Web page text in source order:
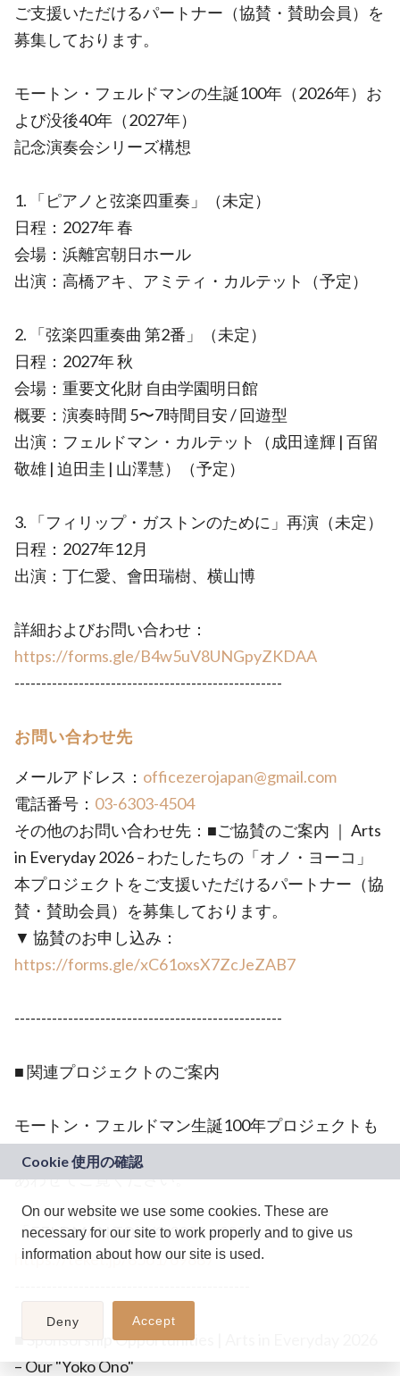
ご支援いただけるパートナー（協賛・賛助会員）を
募集しております。
モートン・フェルドマンの生誕100年（2026年）お
よび没後40年（2027年）
記念演奏会シリーズ構想
1. 「ピアノと弦楽四重奏」（未定）
日程：2027年 春
会場：浜離宮朝日ホール
出演：高橋アキ、アミティ・カルテット（予定）
2. 「弦楽四重奏曲 第2番」（未定）
日程：2027年 秋
会場：重要文化財 自由学園明日館
概要：演奏時間 5〜7時間目安 / 回遊型
出演：フェルドマン・カルテット（成田達輝 | 百留
敬雄 | 迫田圭 | 山澤慧）（予定）
3. 「フィリップ・ガストンのために」再演（未定）
日程：2027年12月
出演：丁仁愛、會田瑞樹、横山博
詳細およびお問い合わせ：
https://forms.gle/B4w5uV8UNGpyZKDAA
--------------------------------------------------
お問い合わせ先
メールアドレス： officezerojapan@gmail.com
電話番号： 03-6303-4504
その他のお問い合わせ先：■ご協賛のご案内 ｜ Arts
in Everyday 2026 – わたしたちの「オノ・ヨーコ」
本プロジェクトをご支援いただけるパートナー（協
賛・賛助会員）を募集しております。
▼ 協賛のお申し込み：
https://forms.gle/xC61oxsX7ZcJeZAB7
--------------------------------------------------
■ 関連プロジェクトのご案内
モートン・フェルドマン生誕100年プロジェクトも
同時期に進行しております。
あわせてご覧ください。
「FELDMAN TOKYO 2026 – 2027」
https://teket.jp/8561/69887
■ Sponsorship Opportunities | Arts in Everyday 2026
– Our "Yoko Ono"
On our website we use some cookies. These are
necessary for our site to work properly and to give us
information about how our site is used.
Deny Accept